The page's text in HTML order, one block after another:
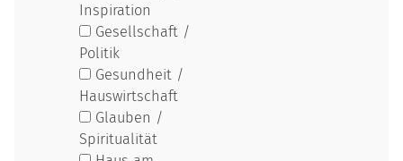
Inspiration
Gesellschaft /
Politik
Gesundheit /
Hauswirtschaft
Glauben /
Spiritualität